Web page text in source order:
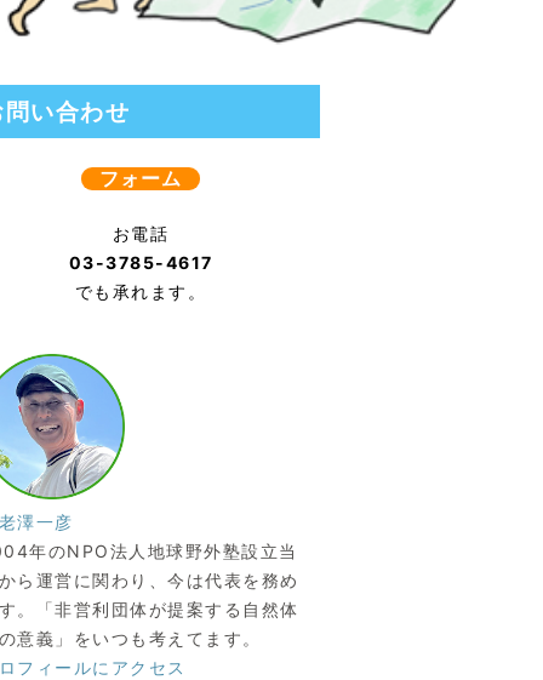
問い合わせ
フォーム
お電話
03-3785-4617
でも承れます。
澤一彦
年のNPO法人地球野外塾設立当
ら運営に関わり、今は代表を務め
。「非営利団体が提案する自然体
意義」をいつも考えてます。
フィールにアクセス